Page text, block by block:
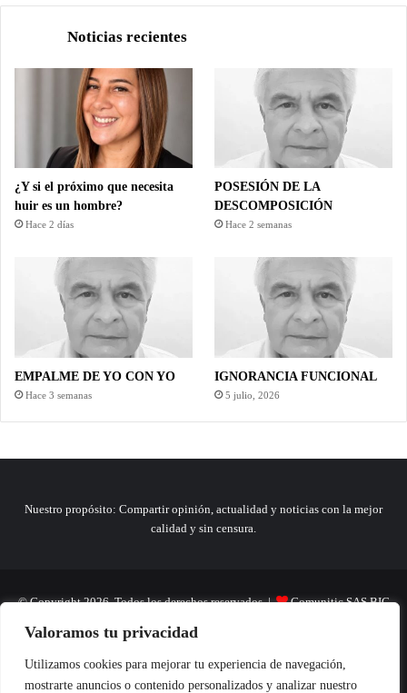
Valoramos tu privacidad
Utilizamos cookies para mejorar tu experiencia de navegación,
mostrarte anuncios o contenido personalizados y analizar nuestro
Noticias recientes
¿Y si el próximo que necesita
huir es un hombre?
Hace 2 días
POSESIÓN DE LA
DESCOMPOSICIÓN
Hace 2 semanas
EMPALME DE YO CON YO
Hace 3 semanas
IGNORANCIA FUNCIONAL
5 julio, 2026
Nuestro propósito: Compartir opinión, actualidad y noticias con la mejor
calidad y sin censura.
© Copyright 2026, Todos los derechos reservados | Comunitic SAS BIC
Nit 901228106
Home Actualidad Variedades Opinion Turismo Deportes
El Tinteadero Caricaturas Reportajes